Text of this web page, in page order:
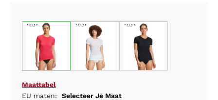
Maattabel
EU maten:
Selecteer Je Maat